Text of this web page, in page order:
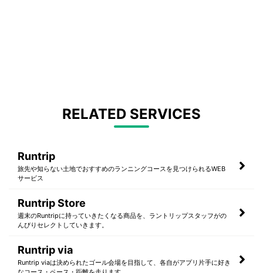
RELATED SERVICES
Runtrip
旅先や知らない土地でおすすめのランニングコースを見つけられるWEB
サービス
Runtrip Store
週末のRuntripに持っていきたくなる商品を、ラントリップスタッフがの
んびりセレクトしていきます。
Runtrip via
Runtrip viaは決められたゴール会場を目指して、各自がアプリ片手に好き